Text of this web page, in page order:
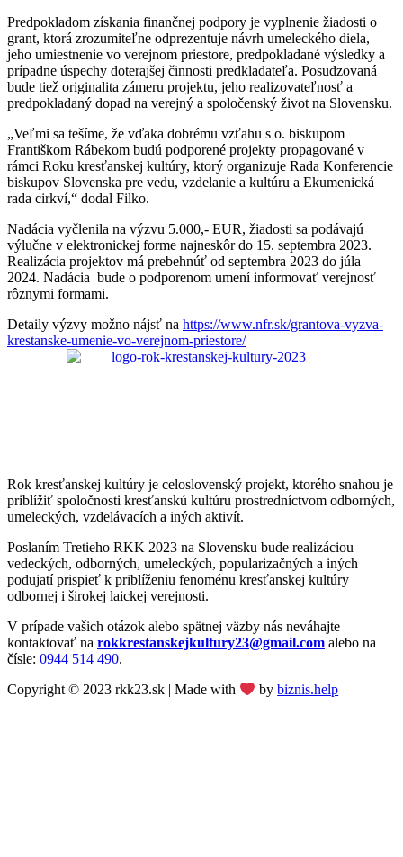
Predpokladom získania finančnej podpory je vyplnenie žiadosti o
grant, ktorá zrozumiteľne odprezentuje návrh umeleckého diela,
jeho umiestnenie vo verejnom priestore, predpokladané výsledky a
prípadne úspechy doterajšej činnosti predkladateľa. Posudzovaná
bude tiež originalita zámeru projektu, jeho realizovateľnosť a
predpokladaný dopad na verejný a spoločenský život na Slovensku.
„Veľmi sa tešíme, že vďaka dobrému vzťahu s o. biskupom
Františkom Rábekom budú podporené projekty propagované v
rámci Roku kresťanskej kultúry, ktorý organizuje Rada Konferencie
biskupov Slovenska pre vedu, vzdelanie a kultúru a Ekumenická
rada cirkví,“ dodal Filko.
Nadácia vyčlenila na výzvu 5.000,- EUR, žiadosti sa podávajú
výlučne v elektronickej forme najneskôr do 15. septembra 2023.
Realizácia projektov má prebehnúť od septembra 2023 do júla
2024. Nadácia bude o podporenom umení informovať verejnosť
rôznymi formami.
Detaily výzvy možno nájsť na https://www.nfr.sk/grantova-vyzva-
krestanske-umenie-vo-verejnom-priestore/
Rok kresťanskej kultúry je celoslovenský projekt, ktorého snahou je
priblížiť spoločnosti kresťanskú kultúru prostredníctvom odborných,
umeleckých, vzdelávacích a iných aktivít.
Poslaním Tretieho RKK 2023 na Slovensku bude realizáciou
vedeckých, odborných, umeleckých, popularizačných a iných
podujatí prispieť k priblíženiu fenoménu kresťanskej kultúry
odbornej i širokej laickej verejnosti.
V prípade vašich otázok alebo spätnej väzby nás neváhajte
kontaktovať na rokkrestanskejkultury23@gmail.com alebo na
čísle: 0944 514 490.
Copyright © 2023 rkk23.sk | Made with bybiznis.help